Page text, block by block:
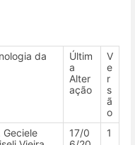
da
Últim
a
Alter
ação
V
e
r
s
ã
o
Geciele
17/0
1